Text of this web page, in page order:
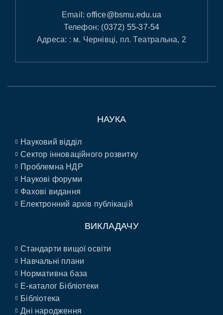
Email:office@bsmu.edu.ua
Телефон: (0372) 55-37-54
Адреса: : м. Чернівці, пл. Театральна, 2
НАУКА
Науковий відділ
Сектор інноваційного розвитку
Проблемна НДР
Наукові форуми
Фахові видання
Електронний архів публікацій
ВИКЛАДАЧУ
Стандарти вищої освіти
Навчальні плани
Нормативна база
E-каталог Бібліотеки
Бібліотека
Дні народження